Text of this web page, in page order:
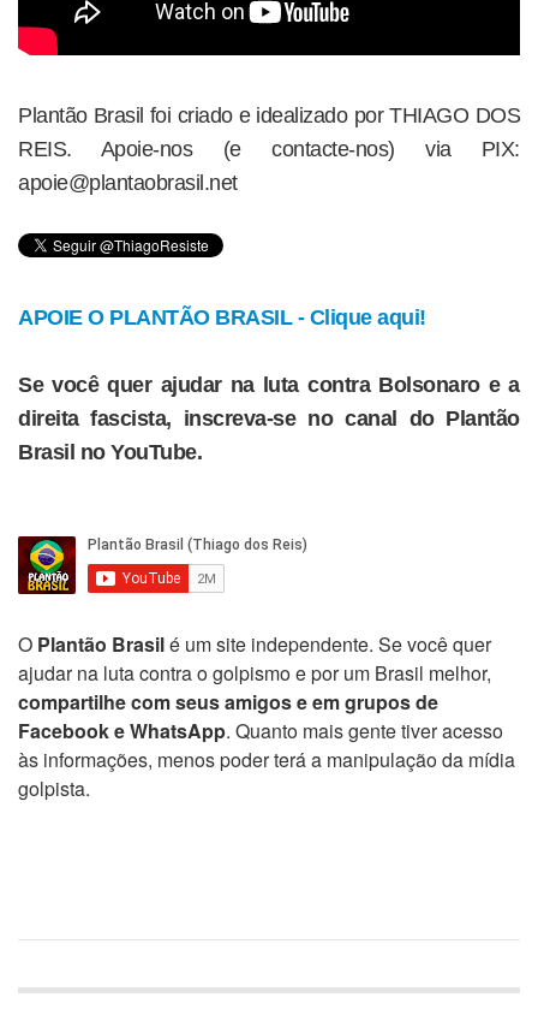
Plantão Brasil foi criado e idealizado por THIAGO DOS
REIS. Apoie-nos (e contacte-nos) via PIX:
apoie@plantaobrasil.net
APOIE O PLANTÃO BRASIL - Clique aqui!
Se você quer ajudar na luta contra Bolsonaro e a
direita fascista, inscreva-se no canal do Plantão
Brasil no YouTube.
O Plantão Brasilé um site independente. Se você quer
ajudar na luta contra o golpismo e por um Brasil melhor,
compartilhe com seus amigos e em grupos de
Facebook e WhatsApp. Quanto mais gente tiver acesso
às informações, menos poder terá a manipulação da mídia
golpista.